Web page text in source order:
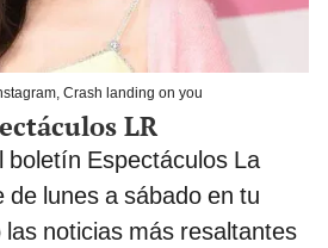
Crash landing on you
LR
boletín Espectáculos La
de lunes a sábado en tu
noticias más resaltantes